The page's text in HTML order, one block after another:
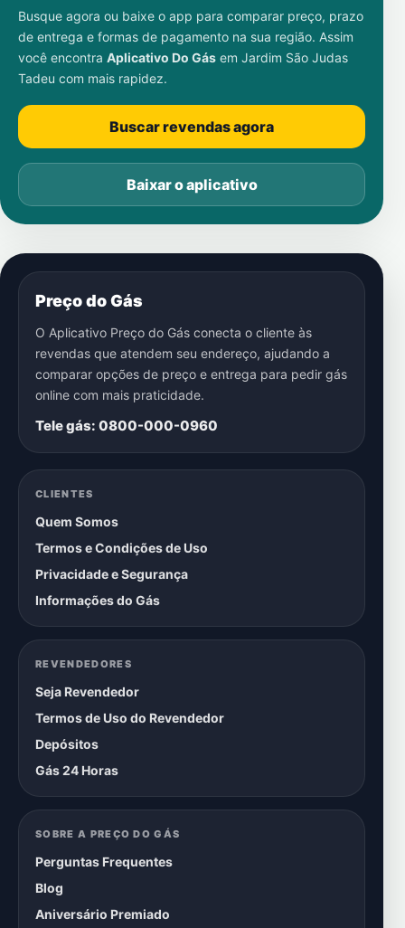
Busque agora ou baixe o app para comparar preço, prazo
de entrega e formas de pagamento na sua região. Assim
você encontra Aplicativo Do Gás em Jardim São Judas
Tadeu com mais rapidez.
Buscar revendas agora
Baixar o aplicativo
Preço do Gás
O Aplicativo Preço do Gás conecta o cliente às
revendas que atendem seu endereço, ajudando a
comparar opções de preço e entrega para pedir gás
online com mais praticidade.
Tele gás: 0800-000-0960
CLIENTES
Quem Somos
Termos e Condições de Uso
Privacidade e Segurança
Informações do Gás
REVENDEDORES
Seja Revendedor
Termos de Uso do Revendedor
Depósitos
Gás 24 Horas
SOBRE A PREÇO DO GÁS
Perguntas Frequentes
Blog
Aniversário Premiado